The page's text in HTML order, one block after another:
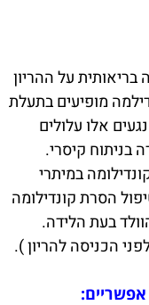
בריאותית על ההריון
מופיעים בתעלת
אלו עלולים
בניתוח קיסרי.
במיתרי
ל-1,000. קבלת טיפול הסרת קונדילומה
בעת הלידה.
הכניסה להריון ).
אפשריים: